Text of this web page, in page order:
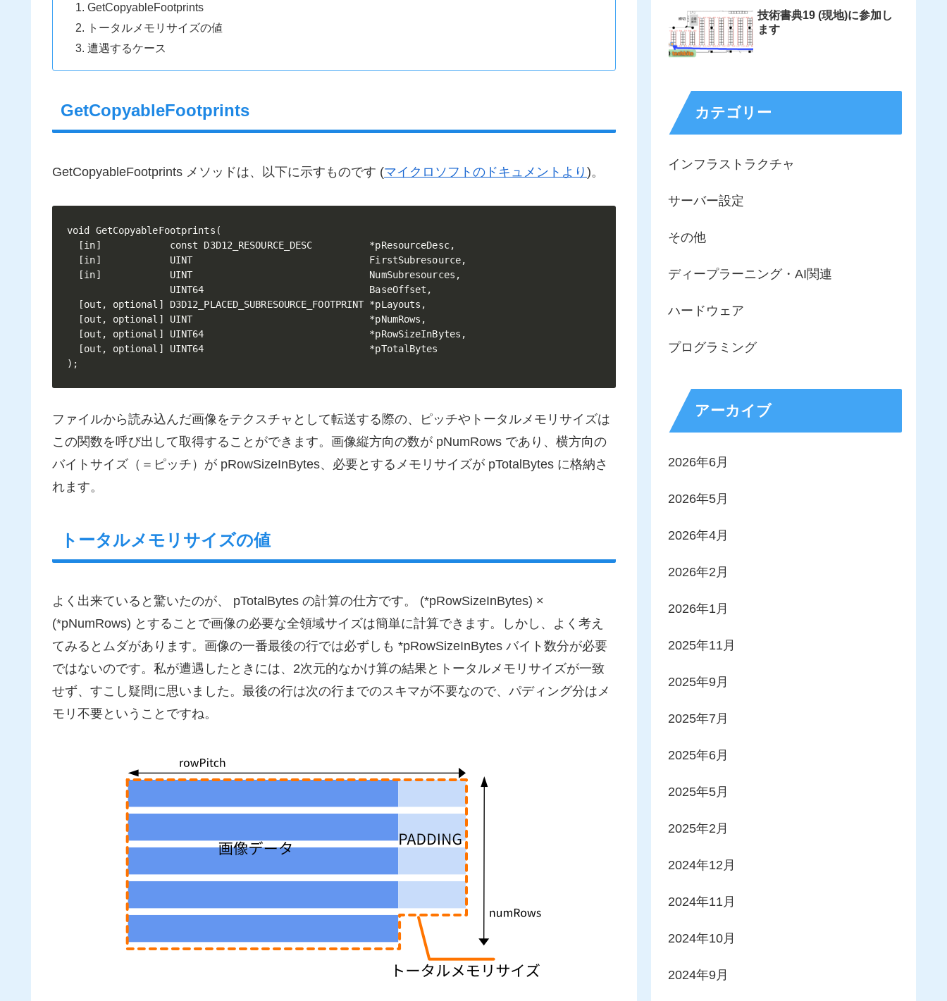
GetCopyableFootprints
トータルメモリサイズの値
遭遇するケース
GetCopyableFootprints
GetCopyableFootprints メソッドは、以下に示すものです (マイクロソフトのドキュメントより )。
void GetCopyableFootprints(
  [in]            const D3D12_RESOURCE_DESC          *pResourceDesc,
  [in]            UINT                               FirstSubresource,
  [in]            UINT                               NumSubresources,
                  UINT64                             BaseOffset,
  [out, optional] D3D12_PLACED_SUBRESOURCE_FOOTPRINT *pLayouts,
  [out, optional] UINT                               *pNumRows,
  [out, optional] UINT64                             *pRowSizeInBytes,
  [out, optional] UINT64                             *pTotalBytes
);
ファイルから読み込んだ画像をテクスチャとして転送する際の、ピッチやトータルメモリサイズは
この関数を呼び出して取得することができます。画像縦方向の数が pNumRows であり、横方向の
バイトサイズ（＝ピッチ）が pRowSizeInBytes、必要とするメモリサイズが pTotalBytes に格納さ
れます。
トータルメモリサイズの値
よく出来ていると驚いたのが、 pTotalBytes の計算の仕方です。 (*pRowSizeInBytes) ×
(*pNumRows) とすることで画像の必要な全領域サイズは簡単に計算できます。しかし、よく考え
てみるとムダがあります。画像の一番最後の行では必ずしも *pRowSizeInBytes バイト数分が必要
ではないのです。私が遭遇したときには、2次元的なかけ算の結果とトータルメモリサイズが一致
せず、すこし疑問に思いました。最後の行は次の行までのスキマが不要なので、パディング分はメ
モリ不要ということですね。
技術書典19 (現地)に参加し
ます
カテゴリー
インフラストラクチャ
サーバー設定
その他
ディープラーニング・AI関連
ハードウェア
プログラミング
アーカイブ
2026年6月
2026年5月
2026年4月
2026年2月
2026年1月
2025年11月
2025年9月
2025年7月
2025年6月
2025年5月
2025年2月
2024年12月
2024年11月
2024年10月
2024年9月